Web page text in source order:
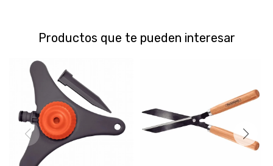
Productos que te pueden interesar